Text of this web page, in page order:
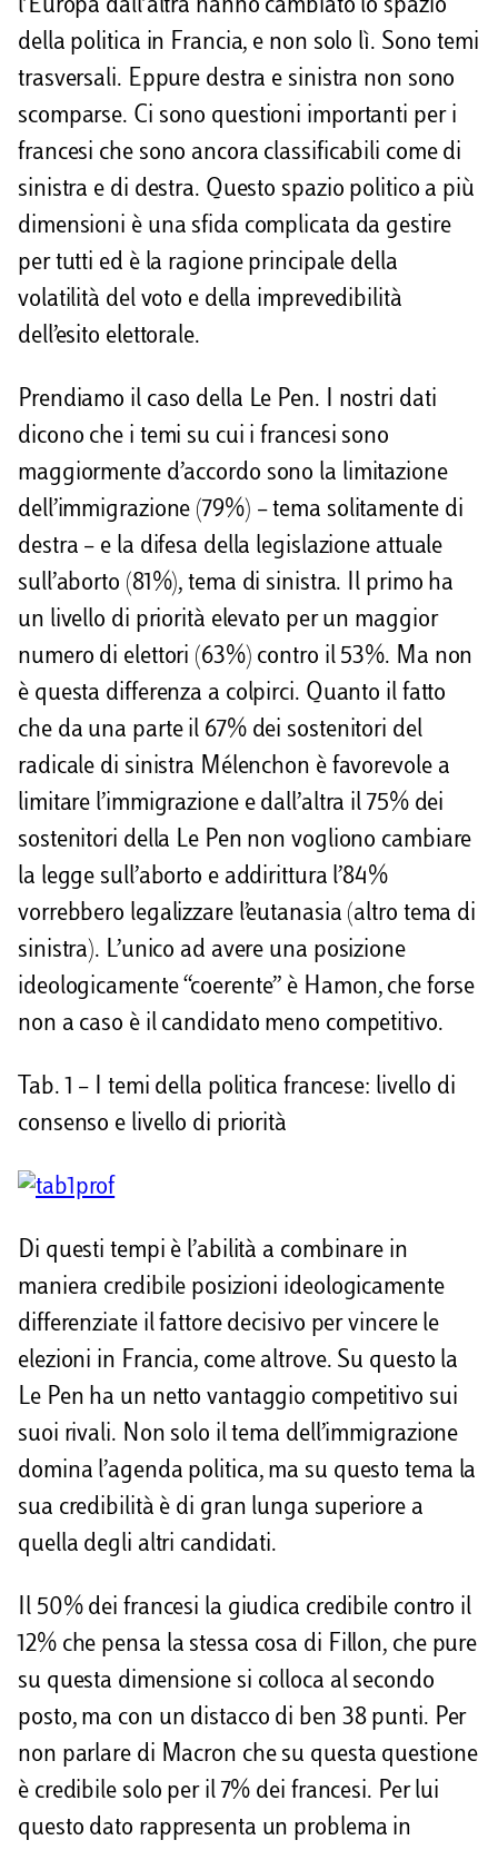
l’Europa dall’altra hanno cambiato lo spazio
della politica in Francia, e non solo lì. Sono temi
trasversali. Eppure destra e sinistra non sono
scomparse. Ci sono questioni importanti per i
francesi che sono ancora classificabili come di
sinistra e di destra. Questo spazio politico a più
dimensioni è una sfida complicata da gestire
per tutti ed è la ragione principale della
volatilità del voto e della imprevedibilità
dell’esito elettorale.
Prendiamo il caso della Le Pen. I nostri dati
dicono che i temi su cui i francesi sono
maggiormente d’accordo sono la limitazione
dell’immigrazione (79%) – tema solitamente di
destra – e la difesa della legislazione attuale
sull’aborto (81%), tema di sinistra. Il primo ha
un livello di priorità elevato per un maggior
numero di elettori (63%) contro il 53%. Ma non
è questa differenza a colpirci. Quanto il fatto
che da una parte il 67% dei sostenitori del
radicale di sinistra Mélenchon è favorevole a
limitare l’immigrazione e dall’altra il 75% dei
sostenitori della Le Pen non vogliono cambiare
la legge sull’aborto e addirittura l’84%
vorrebbero legalizzare l’eutanasia (altro tema di
sinistra). L’unico ad avere una posizione
ideologicamente “coerente” è Hamon, che forse
non a caso è il candidato meno competitivo.
Tab. 1 – I temi della politica francese: livello di
consenso e livello di priorità
Di questi tempi è l’abilità a combinare in
maniera credibile posizioni ideologicamente
differenziate il fattore decisivo per vincere le
elezioni in Francia, come altrove. Su questo la
Le Pen ha un netto vantaggio competitivo sui
suoi rivali. Non solo il tema dell’immigrazione
domina l’agenda politica, ma su questo tema la
sua credibilità è di gran lunga superiore a
quella degli altri candidati.
Il 50% dei francesi la giudica credibile contro il
12% che pensa la stessa cosa di Fillon, che pure
su questa dimensione si colloca al secondo
posto, ma con un distacco di ben 38 punti. Per
non parlare di Macron che su questa questione
è credibile solo per il 7% dei francesi. Per lui
questo dato rappresenta un problema in